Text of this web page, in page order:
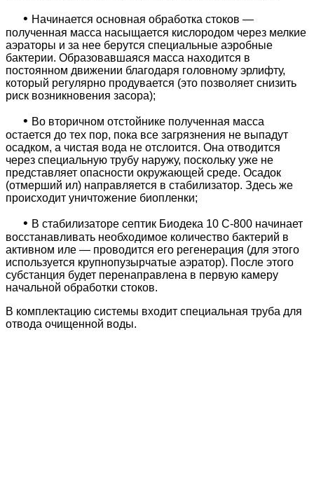
• Начинается основная обработка стоков —
полученная масса насыщается кислородом через мелкие
аэраторы и за нее берутся специальные аэробные
бактерии. Образовавшаяся масса находится в
постоянном движении благодаря головному эрлифту,
который регулярно продувается (это позволяет снизить
риск возникновения засора);
• Во вторичном отстойнике полученная масса
остается до тех пор, пока все загрязнения не выпадут
осадком, а чистая вода не отслоится. Она отводится
через специальную трубу наружу, поскольку уже не
представляет опасности окружающей среде. Осадок
(отмерший ил) направляется в стабилизатор. Здесь же
происходит уничтожение биопленки;
• В стабилизаторе септик Биодека 10 C-800 начинает
восстанавливать необходимое количество бактерий в
активном иле — проводится его регенерация (для этого
используется крупнопузырчатые аэратор). После этого
субстанция будет перенаправлена в первую камеру
начальной обработки стоков.
В комплектацию системы входит специальная труба для
отвода очищенной воды.